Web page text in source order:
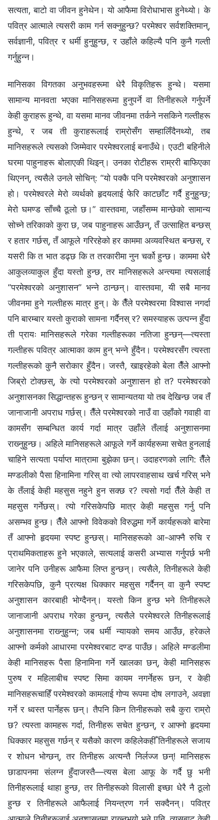
सत्यता, बाटो वा जीवन हुनेथेन। यो आफैमा विरोधाभास हुनेथ्यो। के
पवित्र आत्माले त्यसरी काम गर्न सक्‍नुहुन्छ? परमेश्‍वर सर्वशक्तिमान्,
सर्वज्ञानी, पवित्र र धर्मी हुनुहुन्छ, र उहाँले कहिल्यै पनि कुनै गल्ती
गर्नुहुन्‍न।
मानिसका विगतका अनुभवहरूमा धेरै विकृतिहरू हुन्थे। यसमा
सामान्य मानवता भएका मानिसहरूमा हुनुपर्ने वा तिनीहरूले गर्नुपर्ने
केही कुराहरू हुन्थे, वा यसमा मानव जीवनमा तर्कने नसकिने गल्तीहरू
हुन्थे, र जब ती कुराहरूलाई राम्रोसँग सम्हालिँदैनथ्यो, तब
मानिसहरूले त्यसको जिम्मेवार परमेश्‍वरलाई बनाउँथे। एउटी बहिनीले
घरमा पाहुनाहरू बोलाएकी थिइन्। उनका रोटीहरू राम्ररी बाफिएका
थिएनन्, त्यसैले उनले सोचिन्: “यो पक्‍कै पनि परमेश्‍वरको अनुशासन
हो। परमेश्‍वरले मेरो व्यर्थको हृदयलाई फेरि काटछाँट गर्दै हुनुहुन्छ;
मेरो घमण्ड साँच्‍चै ठूलो छ।” वास्तवमा, जहाँसम्म मान्छेको सामान्य
सोच्ने तरिकाको कुरा छ, जब पाहुनाहरू आउँछन्, तँ उत्साहित बन्छस्
र हतार गर्छस्, तँ आफूले गरिरहेको हर काममा अव्यवस्थित बन्छस्, र
यसरी कि त भात डढ्छ कि त तरकारीमा नुन चर्को हुन्छ। काममा धेरै
आकुलव्याकुल हुँदा यस्तो हुन्छ, तर मानिसहरूले अन्त्यमा त्यसलाई
“परमेश्‍वरको अनुशासन” भन्‍ने ठान्छन्। वास्तवमा, यी सबै मानव
जीवनमा हुने गल्तीहरू मात्र हुन्। के तैँले परमेश्‍वरमा विश्‍वास नगर्दा
पनि बारम्बार यस्तो कुराको सामना गर्दैनस् र? समस्याहरू उत्पन्‍न हुँदा
ती प्रायः मानिसहरूले गरेका गल्तीहरूका नतिजा हुन्छन्—त्यस्ता
गल्तीहरू पवित्र आत्माका काम हुन् भन्‍ने हुँदैन। परमेश्‍वरसँग त्यस्ता
गल्तीहरूको कुनै सरोकार हुँदैन। जस्तै, खाइरहेको बेला तैँले आफ्नो
जिब्रो टोक्छस्, के त्यो परमेश्‍वरको अनुशासन हो त? परमेश्‍वरको
अनुशासनका सिद्धान्तहरू हुन्छन् र सामान्यतया यो तब देखिन्छ जब तँ
जानाजानी अपराध गर्छस्। तैँले परमेश्‍वरको नाउँ वा उहाँको गवाही वा
कामसँग सम्‍बन्धित कार्य गर्दा मात्र उहाँले तँलाई अनुशासनमा
राख्‍नुहुन्छ। अहिले मानिसहरूले आफूले गर्ने कार्यहरूमा सचेत हुनलाई
चाहिने सत्यता पर्याप्त मात्रामा बुझेका छन्। उदाहरणको लागि: तैँले
मण्डलीको पैसा हिनामिना गरिस् वा त्यो लापरवाहसाथ खर्च गरिस् भने
के तँलाई केही महसुस नहुने हुन सक्छ र? त्यसो गर्दा तैँले केही त
महसुस गर्नेछस्। त्यो गरिसकेपछि मात्र केही महसुस गर्नु पनि
असम्भव हुन्छ। तैँले आफ्नो विवेकको विरुद्धमा गर्ने कार्यहरूको बारेमा
तँ आफ्नो हृदयमा स्पष्ट हुन्छस्। मानिसहरूको आ-आफ्नै रुचि र
प्राथमिकताहरू हुने भएकाले, सत्यलाई कसरी अभ्यास गर्नुपर्छ भनी
जानेर पनि उनीहरू आफैमा लिप्त हुन्छन्। त्यसैले, तिनीहरूले केही
गरिसकेपछि, कुनै प्रत्यक्ष धिक्‍कार महसुस गर्दैनन् वा कुनै स्पष्ट
अनुशासन कारबाही भोग्‍दैनन्। यस्तो किन हुन्छ भने तिनीहरूले
जानाजानी अपराध गरेका हुन्छन्, त्यसैले परमेश्‍वरले तिनीहरूलाई
अनुशासनमा राख्‍नुहुन्‍न; जब धर्मी न्यायको समय आउँछ, हरेकले
आफ्नो कर्मको आधारमा परमेश्‍वरबाट दण्ड पाउँछ। अहिले मण्डलीमा
केही मानिसहरू पैसा हिनामिना गर्ने खालका छन्, केही मानिसहरू
पुरुष र महिलाबीच स्पष्ट सिमा कायम नगर्नेहरू छन, र केही
मानिसहरूचाहिँ परमेश्‍वरको कामलाई गोप्य रूपमा दोष लगाउने, अवज्ञा
गर्ने र ध्वस्त पार्नेहरू छन्। तैपनि किन तिनीहरूको सबै कुरा राम्रो
छ? त्यस्ता कामहरू गर्दा, तिनीहरू सचेत हुन्छन्, र आफ्नो हृदयमा
धिक्‍कार महसुस गर्छन् र यसैको कारण कहिलेकहीँ तिनीहरूले सजाय
र शोधन भोग्छन्, तर तिनीहरू अत्यन्तै निर्लज्‍ज छन्! मानिसहरू
छाडापनमा संलग्‍न हुँदाजस्तै—त्यस बेला आफू के गर्दै छु भनी
तिनीहरूलाई थाहा हुन्छ, तर तिनीहरूको विलासी इच्छा धेरै नै ठूलो
हुन्छ र तिनीहरूले आफैलाई नियन्त्रण गर्न सक्दैनन्। पवित्र